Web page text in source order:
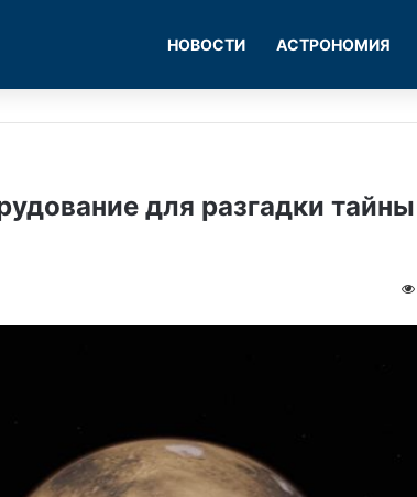
НОВОСТИ АСТРОНОМИЯ
для разгадки тайны